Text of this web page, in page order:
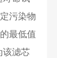
污染物
最低值
该滤芯